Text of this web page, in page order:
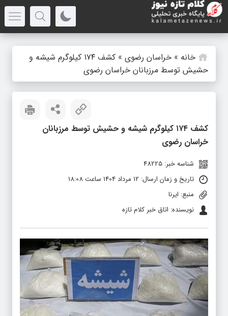
خانه » خراسان رضوی »
کشف ۱۷۴ کیلوگرم شیشه و
حشیش توسط مرزبانان خراسان رضوی
کشف ۱۷۴ کیلوگرم شیشه و حشیش توسط مرزبانان
خراسان رضوی
شناسه خبر: 48225
تاریخ و زمان ارسال: 12 مرداد 1404 ساعت 18:08
منبع: ایرنا
نویسنده: اتاق خبر کلام تازه